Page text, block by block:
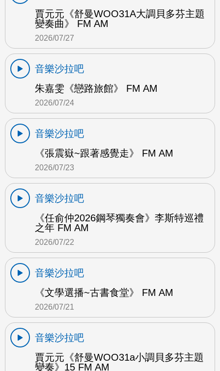
賈元元《舒曼WOO31A大調貝多芬主題
變奏曲》 FM AM
2026/07/27
音樂沙拉吧
朱嘉雯《戀路旅館》 FM AM
2026/07/24
音樂沙拉吧
《張震嶽~跟著感覺走》 FM AM
2026/07/23
音樂沙拉吧
《任俞仲2026鋼琴獨奏會》李斯特巡禮
之年 FM AM
2026/07/22
音樂沙拉吧
《文學選播~古書食堂》 FM AM
2026/07/21
音樂沙拉吧
賈元元《舒曼WOO31a小調貝多芬主題
變奏》15 FM AM